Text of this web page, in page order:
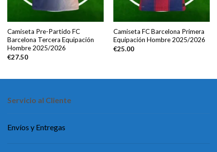
Camiseta Pre-Partido FC
Barcelona Tercera Equipación
Hombre 2025/2026
€27.50
Camiseta FC Barcelona Primera
Equipación Hombre 2025/2026
€25.00
Servicio al Cliente
Envíos y Entregas